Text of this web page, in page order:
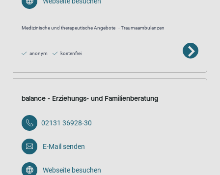
Medizinische und therapeutische Angebote Traumaambulanzen
anonym kostenfrei
balance - Erziehungs- und Familienberatung
02131 36928-30
E-Mail senden
Webseite besuchen